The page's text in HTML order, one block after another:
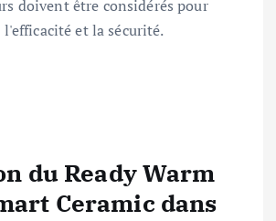
doivent être considérés pour
l'efficacité et la sécurité.
du Ready Warm
Ceramic dans